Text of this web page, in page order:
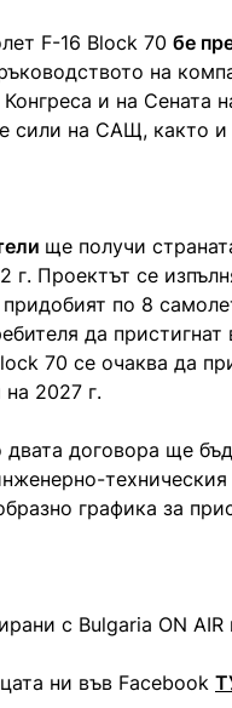
F-16 Block 70 бе
на
Конгреса и на
сили на САЩ, както
ще получи
г. Проектът се
по 8
да
70 се очаква да
2027 г.
договора ще
графика за
с Bulgaria ON AIR
ни във Facebook